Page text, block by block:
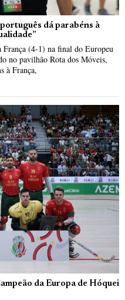
dá parabéns à
França (4-1) na final do Europeu
no pavilhão Rota dos Móveis,
à França,
da Europa de Hóquei